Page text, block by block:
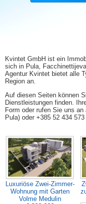
Kvintet GmbH ist ein
sich in Pula,
Agentur Kvintet bietet alle
Region an.
Auf diesen Seiten können
Dienstleistungen finden.
Form oder rufen Sie uns
Pula) oder +385 52 434 573
Luxuriöse Zwei-Zimmer-
Wohnung mit Garten
Volme Medulin